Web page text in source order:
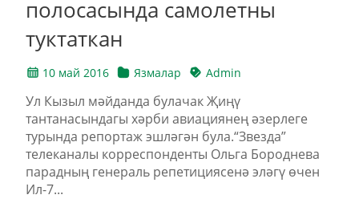
полосасында самолетны
туктаткан
10 май 2016 Язмалар Admin
Ул Кызыл мәйданда булачак Җиңү
тантанасындагы хәрби авиациянең әзерлеге
турында репортаж эшләгән була.“Звезда”
телеканалы корреспонденты Ольга Бороднева
парадның генераль репетициясенә эләгү өчен
Ил-7...